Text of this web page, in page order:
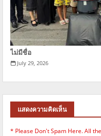
ไม่มีชื่อ
July 29, 2026
แสดงความคิดเห็น
* Please Don't Spam Here. All